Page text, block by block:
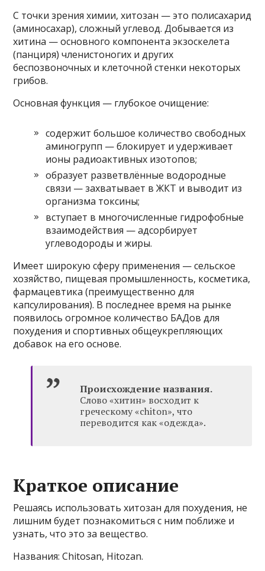
С точки зрения химии, хитозан — это полисахарид
(аминосахар), сложный углевод. Добывается из
хитина — основного компонента экзоскелета
(панциря) членистоногих и других
беспозвоночных и клеточной стенки некоторых
грибов.
Основная функция — глубокое очищение:
содержит большое количество свободных
аминогрупп — блокирует и удерживает
ионы радиоактивных изотопов;
образует разветвлённые водородные
связи — захватывает в ЖКТ и выводит из
организма токсины;
вступает в многочисленные гидрофобные
взаимодействия — адсорбирует
углеводороды и жиры.
Имеет широкую сферу применения — сельское
хозяйство, пищевая промышленность, косметика,
фармацевтика (преимущественно для
капсулирования). В последнее время на рынке
появилось огромное количество БАДов для
похудения и спортивных общеукрепляющих
добавок на его основе.
Происхождение названия.
Слово «хитин» восходит к
греческому «chiton», что
переводится как «одежда».
Краткое описание
Решаясь использовать хитозан для похудения, не
лишним будет познакомиться с ним поближе и
узнать, что это за вещество.
Названия: Chitosan, Hitozan.